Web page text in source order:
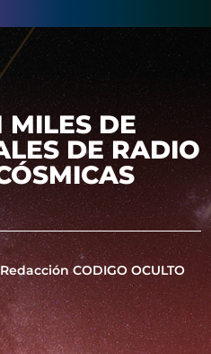
MILES DE
DE RADIO
Redacción CODIGO OCULTO